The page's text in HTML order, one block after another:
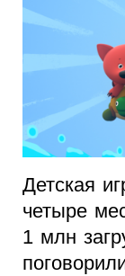
Детская
четыре
1 млн